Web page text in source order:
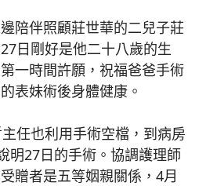
伴照顧莊世華的二兒子莊
日剛好是他二十八歲的生
一時間許願，祝福爸爸手術
表妹術後身體健康。
也利用手術空檔，到病房
明27日的手術。協調護理師
贈者是五等姻親關係，4月